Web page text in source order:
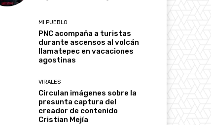
MI PUEBLO
PNC acompaña a turistas
durante ascensos al volcán
Ilamatepec en vacaciones
agostinas
VIRALES
Circulan imágenes sobre la
presunta captura del
creador de contenido
Cristian Mejía